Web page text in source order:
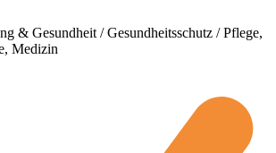
& Gesundheit / Gesundheitsschutz / Pflege,
Medizin